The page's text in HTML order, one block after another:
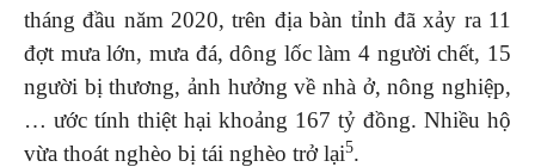
tháng đầu năm 2020, trên địa bàn tỉnh đã xảy ra 11
đợt mưa lớn, mưa đá, dông lốc làm 4 người chết, 15
người bị thương, ảnh hưởng về nhà ở, nông nghiệp,
… ước tính thiệt hại khoảng 167 tỷ đồng. Nhiều hộ
vừa thoát nghèo bị tái nghèo trở lại5.